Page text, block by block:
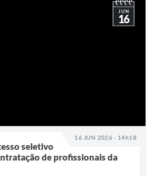
16 JUN 2026 - 14h18
JUN
16
seletivo
de profissionais da